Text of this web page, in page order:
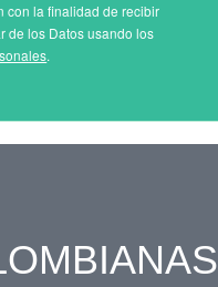
con la finalidad de recibir
de los Datos usando los
.